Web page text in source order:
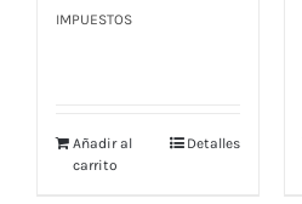
original
IMPUESTOS
Añadir al
carrito
Detalles